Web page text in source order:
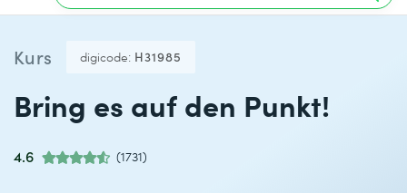
Kurs digicode: H31985
Bring es auf den Punkt!
4.6 (1731)